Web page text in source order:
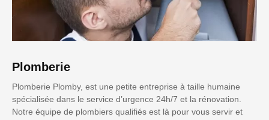
Plomberie
Plomberie Plomby, est une petite entreprise à taille humaine
spécialisée dans le service d’urgence 24h/7 et la rénovation.
Notre équipe de plombiers qualifiés est là pour vous servir et